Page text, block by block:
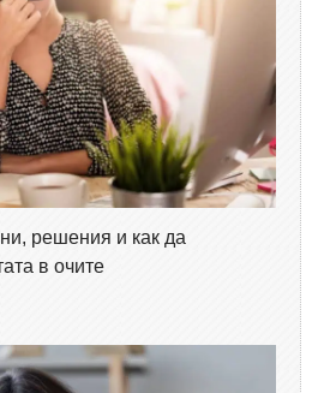
решения и как да
в очите